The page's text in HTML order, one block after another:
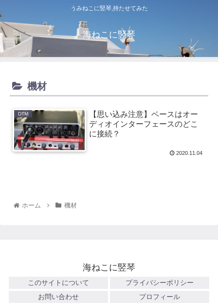
うみねこに竪琴,持たせてみた
海ねこに竪琴
機材
DTM
【思い込み注意】ベースはオー
ディオインターフェースのどこ
に接続？
2020.11.04
ホーム 機材
海ねこに竪琴
このサイトについて
プライバシーポリシー
お問い合わせ
プロフィール